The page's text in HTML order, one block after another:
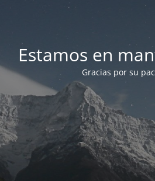
Estamos en
Gracias por su